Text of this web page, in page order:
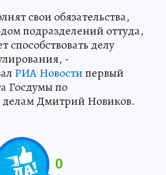
свои обязательства,
подразделений оттуда,
способствовать делу
-
РИА Новостипервый
Госдумы по
Дмитрий Новиков.
0